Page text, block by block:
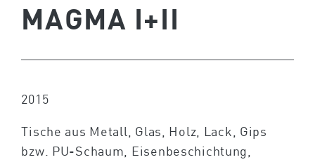
MAGMA I+II
2015
Tische aus Metall, Glas, Holz, Lack, Gips
bzw. PU-Schaum, Eisenbeschichtung,